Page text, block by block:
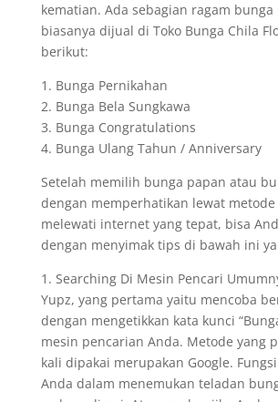
kematian. Ada sebagian ragam bunga
biasanya dijual di Toko Bunga Chila
berikut:
1. Bunga Pernikahan
2. Bunga Bela Sungkawa
3. Bunga Congratulations
4. Bunga Ulang Tahun / Anniversary
Setelah memilih bunga papan atau
dengan memperhatikan lewat
melewati internet yang tepat, bisa
dengan menyimak tips di bawah ini ya
1. Searching Di Mesin Pencari
Yupz, yang pertama yaitu mencoba
dengan mengetikkan kata kunci
mesin pencarian Anda. Metode yang
kali dipakai merupakan Google.
Anda dalam menemukan teladan